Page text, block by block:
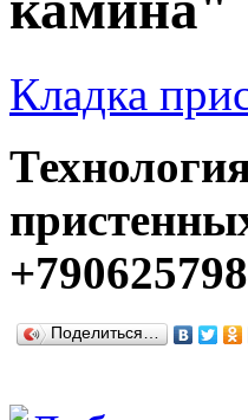
Кладка
Поделиться…